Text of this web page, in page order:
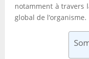
notamment à travers
global de l’organisme.